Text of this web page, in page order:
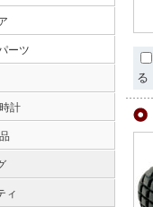
る
ーツ
計
ィ